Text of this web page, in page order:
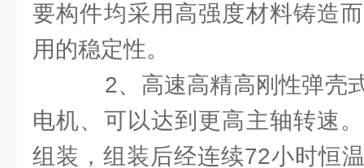
要构件均采用高强度材料铸造
用的稳定性。
2、高速高精高刚性弹壳
电机、可以达到更高主轴转速
组装，组装后经连续72小时恒